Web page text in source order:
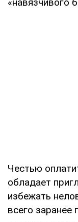
Честью
обладает
избежать
всего заранее